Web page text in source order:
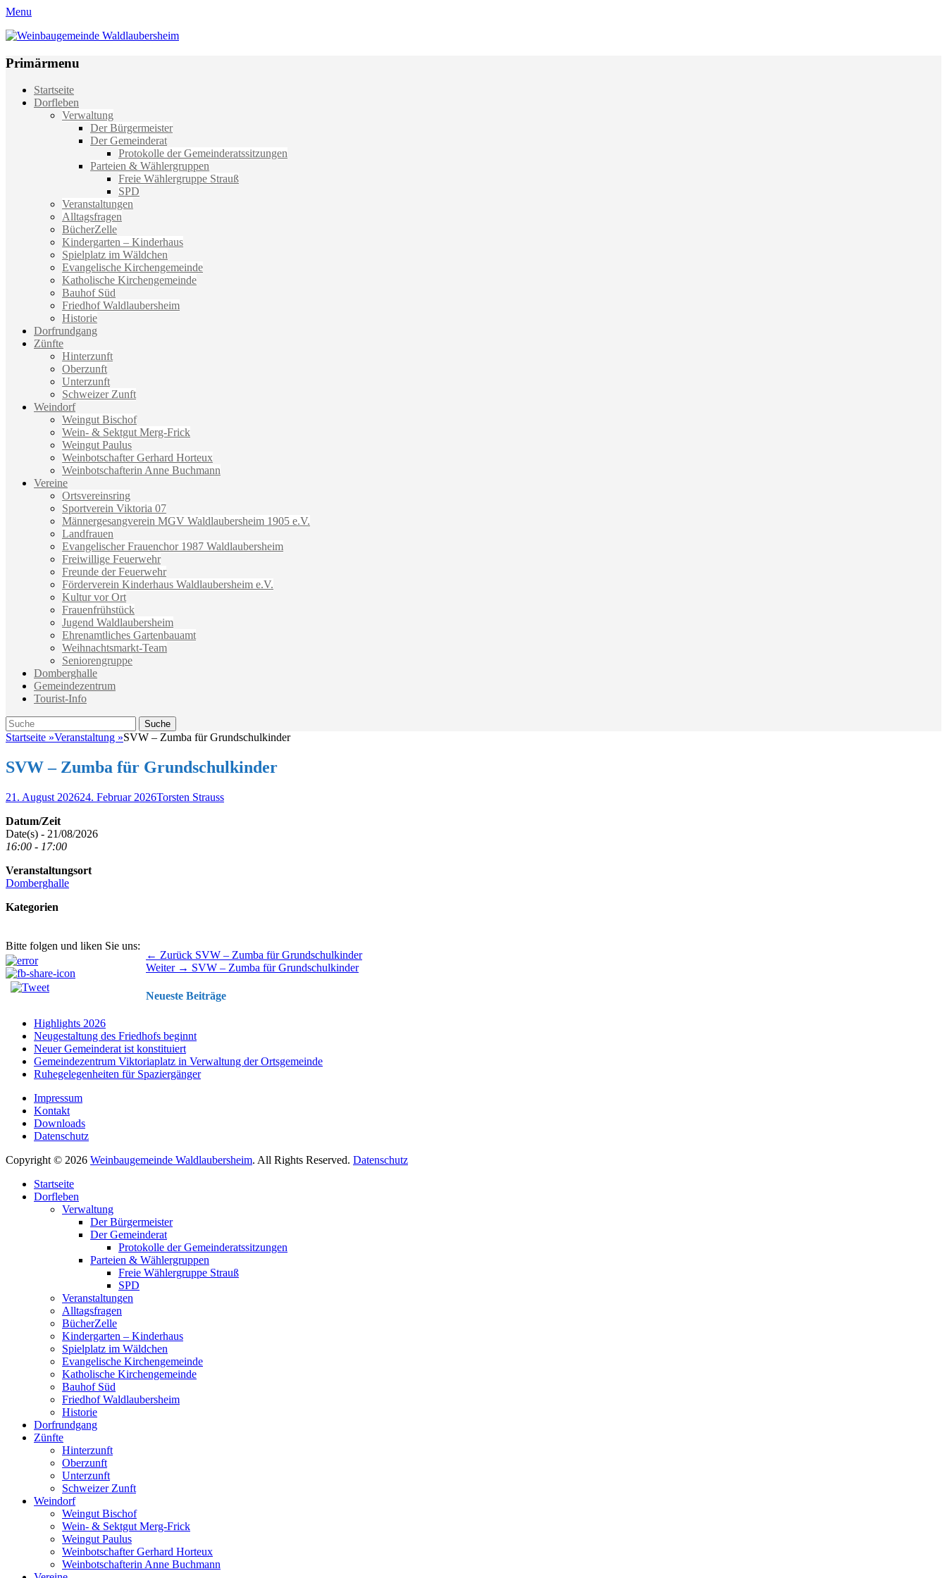
Menu
Weinbaugemeinde Waldlaubersheim
Primärmenu
Weiter
zum
Startseite
Dorfleben
Verwaltung
Der Bürgermeister
Der Gemeinderat
Protokolle der Gemeinderatssitzungen
Parteien & Wählergruppen
Freie Wählergruppe Strauß
SPD
Veranstaltungen
Alltagsfragen
BücherZelle
Kindergarten – Kinderhaus
Spielplatz im Wäldchen
Evangelische Kirchengemeinde
Katholische Kirchengemeinde
Bauhof Süd
Friedhof Waldlaubersheim
Historie
Dorfrundgang
Zünfte
Hinterzunft
Oberzunft
Unterzunft
Schweizer Zunft
Weindorf
Weingut Bischof
Wein- & Sektgut Merg-Frick
Weingut Paulus
Weinbotschafter Gerhard Horteux
Weinbotschafterin Anne Buchmann
Vereine
Ortsvereinsring
Sportverein Viktoria 07
Männergesangverein MGV Waldlaubersheim 1905 e.V.
Landfrauen
Evangelischer Frauenchor 1987 Waldlaubersheim
Freiwillige Feuerwehr
Freunde der Feuerwehr
Förderverein Kinderhaus Waldlaubersheim e.V.
Kultur vor Ort
Frauenfrühstück
Jugend Waldlaubersheim
Ehrenamtliches Gartenbauamt
Weihnachtsmarkt-Team
Seniorengruppe
Domberghalle
Gemeindezentrum
Tourist-Info
Suche
Suche
nach:
Startseite »Veranstaltung »SVW – Zumba für Grundschulkinder
SVW – Zumba für Grundschulkinder
Veröffentlicht
21. August 202624. Februar 2026Autor
Torsten Strauss
Datum/Zeit
Date(s) - 21/08/2026
16:00 - 17:00
Veranstaltungsort
Domberghalle
Kategorien
Bitte folgen und liken Sie uns:
Beitragsnavigation ← Zurück Vorhergehender
Beitrag:
SVW – Zumba für Grundschulkinder
Weiter → Nächster
SVW – Zumba für Grundschulkinder
Neueste Beiträge
Highlights 2026
Neugestaltung des Friedhofs beginnt
Neuer Gemeinderat ist konstituiert
Gemeindezentrum Viktoriaplatz in Verwaltung der Ortsgemeinde
Ruhegelegenheiten für Spaziergänger
Impressum
Kontakt
Downloads
Datenschutz
Copyright © 2026 Weinbaugemeinde Waldlaubersheim. All Rights Reserved. Datenschutz
oben
scrollen
Startseite
Dorfleben
Verwaltung
Der Bürgermeister
Der Gemeinderat
Protokolle der Gemeinderatssitzungen
Parteien & Wählergruppen
Freie Wählergruppe Strauß
SPD
Veranstaltungen
Alltagsfragen
BücherZelle
Kindergarten – Kinderhaus
Spielplatz im Wäldchen
Evangelische Kirchengemeinde
Katholische Kirchengemeinde
Bauhof Süd
Friedhof Waldlaubersheim
Historie
Dorfrundgang
Zünfte
Hinterzunft
Oberzunft
Unterzunft
Schweizer Zunft
Weindorf
Weingut Bischof
Wein- & Sektgut Merg-Frick
Weingut Paulus
Weinbotschafter Gerhard Horteux
Weinbotschafterin Anne Buchmann